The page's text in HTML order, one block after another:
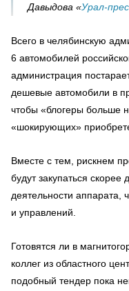
Давыдова «Урал-
Всего в челябинскую
6 автомобилей
администрация
дешевые автомобили в
чтобы «блогеры больше
«шокирующих»
Вместе с тем, рискнем
будут закупаться
деятельности аппарата,
и управлений.
Готовятся ли в
коллег из областного
подобный тендер пока